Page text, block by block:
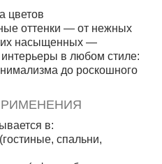
цветов
оттенки — от нежных
насыщенных —
в любом стиле:
до роскошного
в:
спальни,